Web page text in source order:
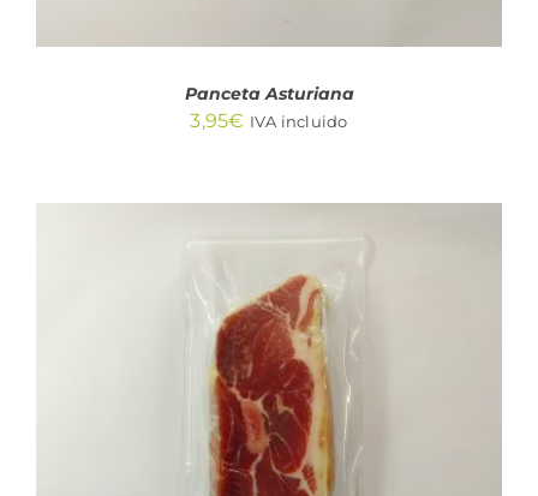
Panceta Asturiana
3,95€ IVA incluido
AÑADIR AL CARRITO